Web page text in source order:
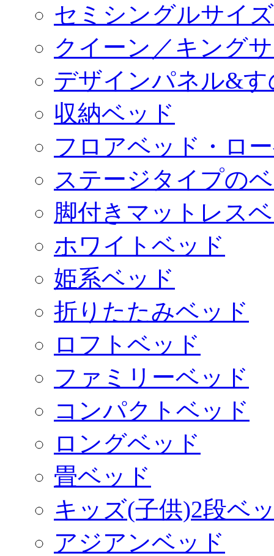
セミシングルサイ
クイーン／キング
デザインパネル&
収納ベッド
フロアベッド・ロ
ステージタイプの
脚付きマットレス
ホワイトベッド
姫系ベッド
折りたたみベッド
ロフトベッド
ファミリーベッド
コンパクトベッド
ロングベッド
畳ベッド
キッズ(子供)2段ベ
アジアンベッド